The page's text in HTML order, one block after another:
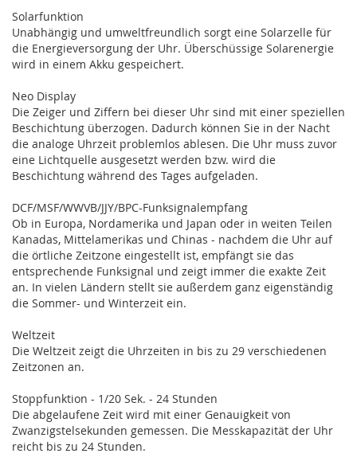
Solarfunktion
Unabhängig und umweltfreundlich sorgt eine Solarzelle für
die Energieversorgung der Uhr. Überschüssige Solarenergie
wird in einem Akku gespeichert.
Neo Display
Die Zeiger und Ziffern bei dieser Uhr sind mit einer speziellen
Beschichtung überzogen. Dadurch können Sie in der Nacht
die analoge Uhrzeit problemlos ablesen. Die Uhr muss zuvor
eine Lichtquelle ausgesetzt werden bzw. wird die
Beschichtung während des Tages aufgeladen.
DCF/MSF/WWVB/JJY/BPC-Funksignalempfang
Ob in Europa, Nordamerika und Japan oder in weiten Teilen
Kanadas, Mittelamerikas und Chinas - nachdem die Uhr auf
die örtliche Zeitzone eingestellt ist, empfängt sie das
entsprechende Funksignal und zeigt immer die exakte Zeit
an. In vielen Ländern stellt sie außerdem ganz eigenständig
die Sommer- und Winterzeit ein.
Weltzeit
Die Weltzeit zeigt die Uhrzeiten in bis zu 29 verschiedenen
Zeitzonen an.
Stoppfunktion - 1/20 Sek. - 24 Stunden
Die abgelaufene Zeit wird mit einer Genauigkeit von
Zwanzigstelsekunden gemessen. Die Messkapazität der Uhr
reicht bis zu 24 Stunden.